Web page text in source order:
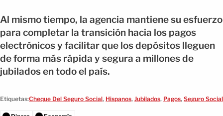
Al mismo tiempo, la agencia mantiene su esfuerzo
para completar la transición hacia los pagos
electrónicos y facilitar que los depósitos lleguen
de forma más rápida y segura a millones de
jubilados en todo el país.
Etiquetas:Cheque Del Seguro Social, Hispanos, Jubilados, Pagos, Seguro Social